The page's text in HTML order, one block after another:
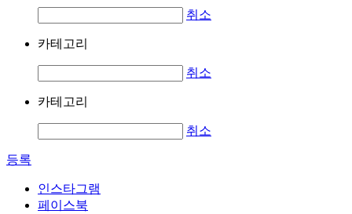
취소
카테고리
취소
카테고리
취소
등록
인스타그램
페이스북